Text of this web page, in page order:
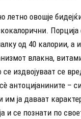
летно овошје
Порција
од 40 калории, а
влакна,
издвојуваат се
антоцијанините –
ја даваат
и се познати по